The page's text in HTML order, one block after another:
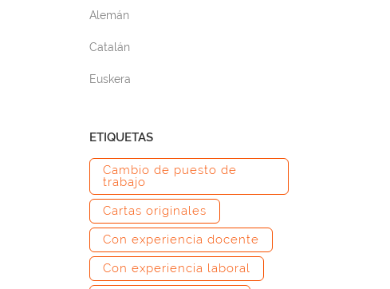
Alemán
Catalán
Euskera
ETIQUETAS
Cambio de puesto de
trabajo
Cartas originales
Con experiencia docente
Con experiencia laboral